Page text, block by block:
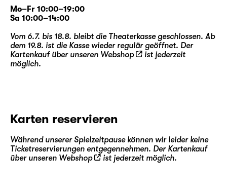
Mo–Fr 10:00–19:00
Sa 10:00–14:00
Vom 6.7. bis 18.8. bleibt die Theaterkasse geschlossen. Ab
dem 19.8. ist die Kasse wieder regulär geöffnet. Der
Kartenkauf über unseren Webshop
ist jederzeit
möglich.
Karten reservieren
Während unserer Spielzeitpause können wir leider keine
Ticketreservierungen entgegennehmen. Der Kartenkauf
über unseren Webshop ist jederzeit möglich.